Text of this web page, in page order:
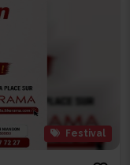
Festival